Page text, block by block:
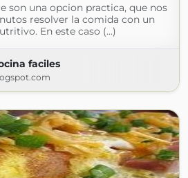
son una opcion practica, que nos
resolver la comida con un
En este caso (...)
faciles